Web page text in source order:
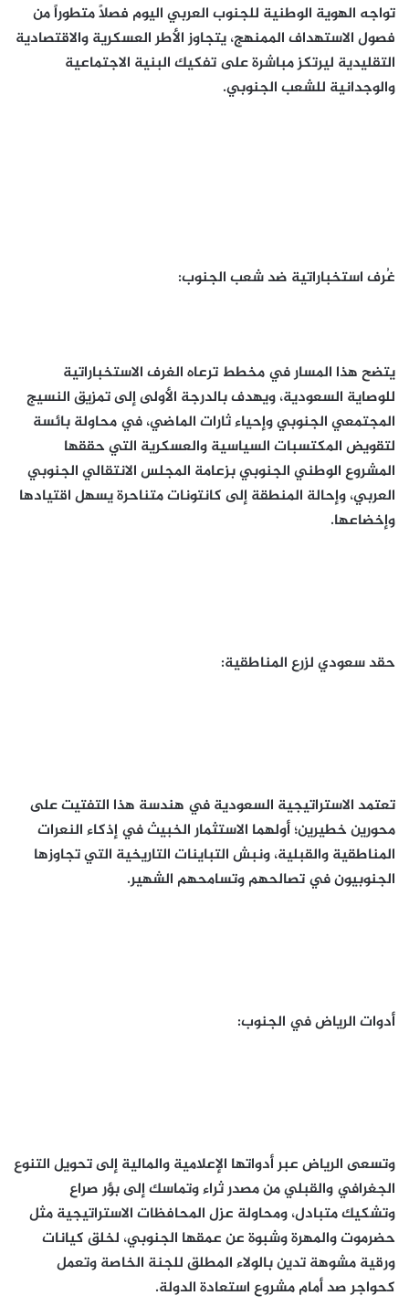
تواجه الهوية الوطنية للجنوب العربي اليوم فصلاً متطوراً من
فصول الاستهداف الممنهج، يتجاوز الأطر العسكرية والاقتصادية
التقليدية ليرتكز مباشرة على تفكيك البنية الاجتماعية
والوجدانية للشعب الجنوبي.
غُرف استخباراتية ضد شعب الجنوب:
يتضح هذا المسار في مخطط ترعاه الغرف الاستخباراتية
للوصاية السعودية، ويهدف بالدرجة الأولى إلى تمزيق النسيج
المجتمعي الجنوبي وإحياء ثارات الماضي، في محاولة بائسة
لتقويض المكتسبات السياسية والعسكرية التي حققها
المشروع الوطني الجنوبي بزعامة المجلس الانتقالي الجنوبي
العربي، وإحالة المنطقة إلى كانتونات متناحرة يسهل اقتيادها
وإخضاعها.
حقد سعودي لزرع المناطقية:
تعتمد الاستراتيجية السعودية في هندسة هذا التفتيت على
محورين خطيرين؛ أولهما الاستثمار الخبيث في إذكاء النعرات
المناطقية والقبلية، ونبش التباينات التاريخية التي تجاوزها
الجنوبيون في تصالحهم وتسامحهم الشهير.
أدوات الرياض في الجنوب:
وتسعى الرياض عبر أدواتها الإعلامية والمالية إلى تحويل التنوع
الجغرافي والقبلي من مصدر ثراء وتماسك إلى بؤر صراع
وتشكيك متبادل، ومحاولة عزل المحافظات الاستراتيجية مثل
حضرموت والمهرة وشبوة عن عمقها الجنوبي، لخلق كيانات
ورقية مشوهة تدين بالولاء المطلق للجنة الخاصة وتعمل
كحواجر صد أمام مشروع استعادة الدولة.